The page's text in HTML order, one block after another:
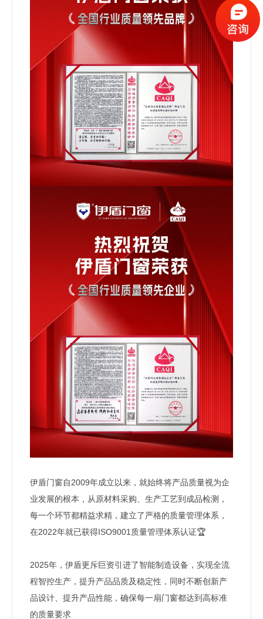
伊盾门窗自2009年成立以来，就始终将产品质量视为企
业发展的根本，从原材料采购、生产工艺到成品检测，
每一个环节都精益求精，建立了严格的质量管理体系，
在2022年就已获得ISO9001质量管理体系认证🏆
2025年，伊盾更斥巨资引进了智能制造设备，实现全流
程智控生产，提升产品品质及稳定性，同时不断创新产
品设计、提升产品性能，确保每一扇门窗都达到高标准
的质量要求